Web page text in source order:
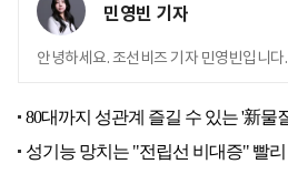
민영빈 기자
안녕하세요. 조선비즈 기자 민영빈입니다.